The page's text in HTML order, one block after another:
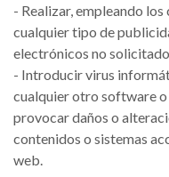
- Realizar, empleando
cualquier tipo de
electrónicos no
- Introducir virus
cualquier otro software
provocar daños o
contenidos o sistemas
web.